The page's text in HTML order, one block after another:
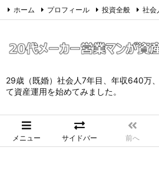
29歳（既婚）社会人7年目、年収640万
て資産運用を始めてみました。
メニュー サイドバー 前へ
ホーム プロフィール 投資全般 社会
Feedly